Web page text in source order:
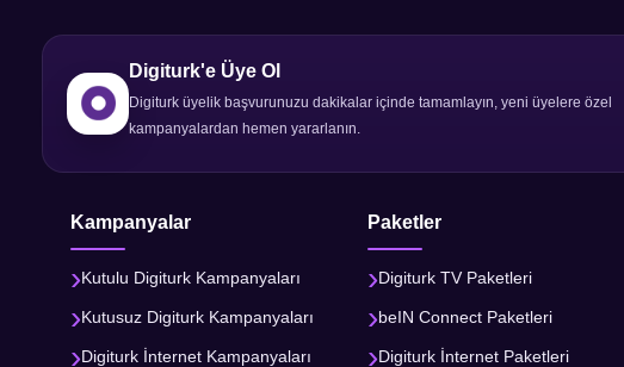
Digiturk'e Üye Ol
Digiturk üyelik başvurunuzu dakikalar içinde tamamlayın, yeni üyelere özel
kampanyalardan hemen yararlanın.
Kampanyalar
Kutulu Digiturk Kampanyaları
Kutusuz Digiturk Kampanyaları
Digiturk İnternet Kampanyaları
Paketler
Digiturk TV Paketleri
beIN Connect Paketleri
Digiturk İnternet Paketleri